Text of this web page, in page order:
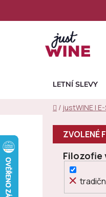
LETNÍ SLEVY
Domů
/ justWINE |
Filozofie